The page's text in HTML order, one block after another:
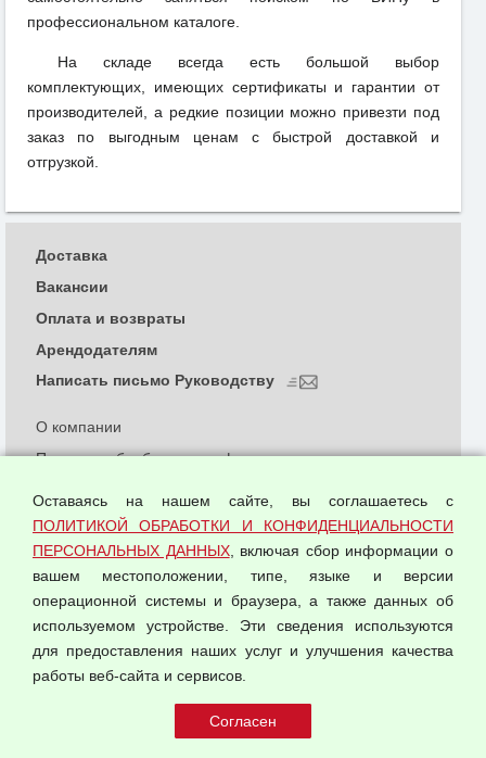
профессиональном каталоге.
На складе всегда есть большой выбор
комплектующих, имеющих сертификаты и гарантии от
производителей, а редкие позиции можно привезти под
заказ по выгодным ценам с быстрой доставкой и
отгрузкой.
© 2026 ООО "Феникс"
О компании
Политика обработки и конфиденциальности
Согласием на обработку персональных данных
Оферта оптовой купли-продажи
Публичная оферта
Доставка
Вакансии
Оплата и возвраты
Арендодателям
Написать письмо Руководству
Оставаясь на нашем сайте, вы соглашаетесь с
ПОЛИТИКОЙ ОБРАБОТКИ И КОНФИДЕНЦИАЛЬНОСТИ
ПЕРСОНАЛЬНЫХ ДАННЫХ, включая сбор информации о
вашем местоположении, типе, языке и версии
операционной системы и браузера, а также данных об
используемом устройстве. Эти сведения используются
для предоставления наших услуг и улучшения качества
работы веб-сайта и сервисов.